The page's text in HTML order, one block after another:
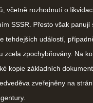
včetně rozhodnutí o
SSSR. Přesto však panují
tehdejších událostí,
zcela zpochybňovány. Na
kopie základních
zveřejněny na